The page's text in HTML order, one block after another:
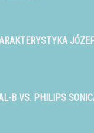
B VS. PHILIPS